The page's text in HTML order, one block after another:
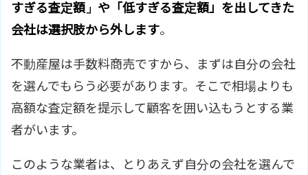
すぎる査定額」や「低すぎる査定額」を出してきた
会社は選択肢から外します。
不動産屋は手数料商売ですから、まずは自分の会社
を選んでもらう必要があります。そこで相場よりも
高額な査定額を提示して顧客を囲い込もうとする業
者がいます。
このような業者は、とりあえず自分の会社を選んで